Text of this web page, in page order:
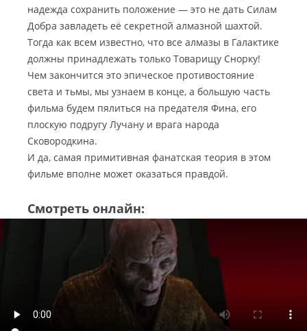
надежда сохранить положение — это не дать Силам
Добра завладеть её секретной алмазной шахтой.
Тогда как всем известно, что все алмазы в Галактике
должны принадлежать только Товарищу Снорку!
Чем закончится это эпическое противостояние
света и тьмы, мы узнаем в конце, а большую часть
фильма будем пялиться на предателя Фина, его
плоскую подругу Лучану и врага народа
Сковородкина.
И да, самая примитивная фанатская теория в этом
фильме вполне может оказаться правдой.
Смотреть онлайн: